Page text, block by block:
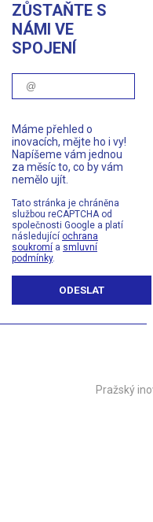
ZŮSTAŇTE S
NÁMI VE
SPOJENÍ
Máme přehled o
inovacích, mějte ho i vy!
Napíšeme vám jednou
za měsíc to, co by vám
nemělo ujít.
Tato stránka je chráněna
službou reCAPTCHA od
společnosti Google a platí
následující ochrana
soukromí a smluvní
podmínky.
ODESLAT
Pražský